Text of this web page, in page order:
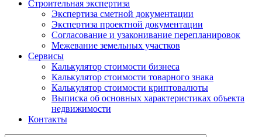
Строительная экспертиза
Экспертиза сметной документации
Экспертиза проектной документации
Согласование и узаконивание перепланировок
Межевание земельных участков
Сервисы
Калькулятор стоимости бизнеса
Калькулятор стоимости товарного знака
Калькулятор стоимости криптовалюты
Выписка об основных характеристиках объекта
недвижимости
Контакты